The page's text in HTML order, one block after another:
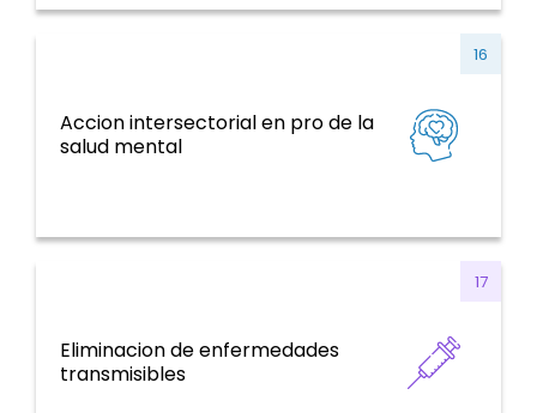
Accion intersectorial en pro de la
salud mental
16
ENT y factores de riesgo, salud mental,
violencia y traumatismo
Eliminacion de enfermedades
transmisibles
17
Enfermedades Transmisibles